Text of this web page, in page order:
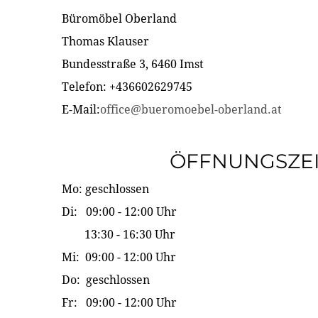
Büromöbel Oberland
Thomas Klauser
Bundesstraße 3, 6460 Imst
Telefon: +436602629745
E-Mail:office@bueromoebel-oberland.at
Mo: geschlossen
Di: 09:00 - 12:00 Uhr
13:30 - 16:30 Uhr
Mi: 09:00 - 12:00 Uhr
Do: geschlossen
Fr: 09:00 - 12:00 Uhr